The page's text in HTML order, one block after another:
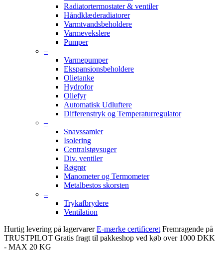
Radiatortermostater & ventiler
Håndklæderadiatorer
Varmtvandsbeholdere
Varmevekslere
Pumper
–
Varmepumper
Ekspansionsbeholdere
Olietanke
Hydrofor
Oliefyr
Automatisk Udluftere
Differenstryk og Temperaturregulator
–
Snavssamler
Isolering
Centralstøvsuger
Div. ventiler
Røgrør
Manometer og Termometer
Metalbestos skorsten
–
Trykafbrydere
Ventilation
Hurtig levering på lagervarer E-mærke certificeret Fremragende på
TRUSTPILOT Gratis fragt til pakkeshop ved køb over 1000 DKK
- MAX 20 KG